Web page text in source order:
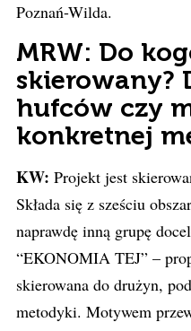
Poznań-Wilda.
MRW: Do
skierowany?
hufców czy
konkretnej
KW: Projekt jest
Składa się z sześciu
naprawdę inną grupę
“EKONOMIA TEJ” –
skierowana do drużyn,
metodyki. Motywem